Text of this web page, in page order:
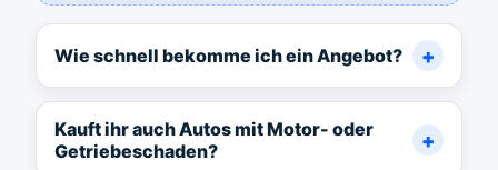
Wie schnell bekomme ich ein Angebot?
Kauft ihr auch Autos mit Motor- oder
Getriebeschaden?